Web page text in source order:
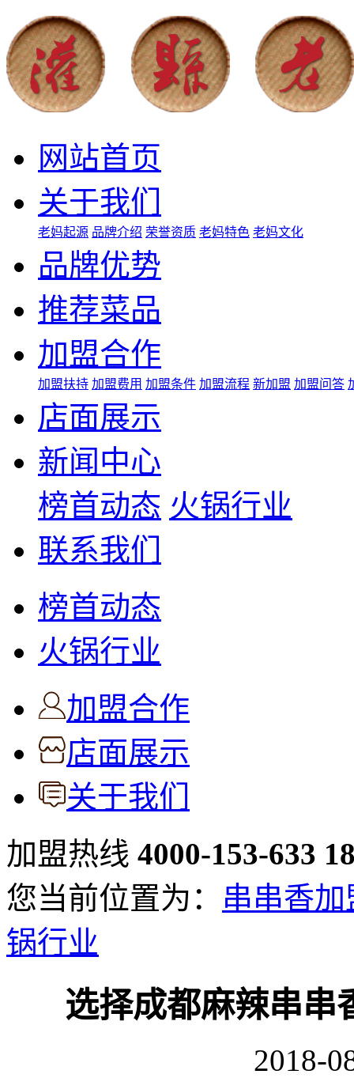
网站首页
关于我们
老妈起源 品牌介绍 荣誉资质 老妈特色 老妈文化
品牌优势
推荐菜品
加盟合作
加盟扶持 加盟费用 加盟条件 加盟流程 新加盟 加盟问答
店面展示
新闻中心
榜首动态 火锅行业
联系我们
榜首动态
火锅行业
加盟合作
店面展示
关于我们
加盟热线 4000-153-633
您当前位置为： 串串香加
锅行业
选择成都麻辣串串
2018-